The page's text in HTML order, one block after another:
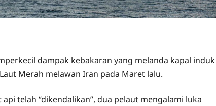
dampak kebakaran yang melanda kapal induk
Merah melawan Iran pada Maret lalu.
telah “dikendalikan”, dua pelaut mengalami luka